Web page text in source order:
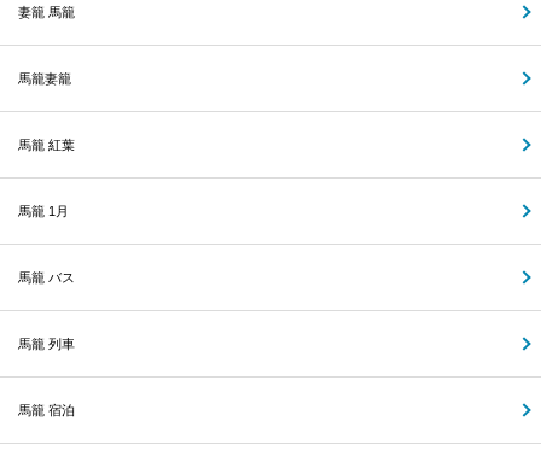
妻籠 馬籠
馬籠妻籠
馬籠 紅葉
馬籠 1月
馬籠 バス
馬籠 列車
馬籠 宿泊